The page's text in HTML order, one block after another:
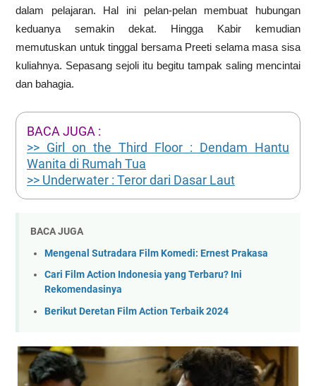
dalam pelajaran. Hal ini pelan-pelan membuat hubungan
keduanya semakin dekat. Hingga Kabir kemudian
memutuskan untuk tinggal bersama Preeti selama masa sisa
kuliahnya. Sepasang sejoli itu begitu tampak saling mencintai
dan bahagia.
BACA JUGA :
>> Girl on the Third Floor : Dendam Hantu
Wanita di Rumah Tua
>> Underwater : Teror dari Dasar Laut
BACA JUGA
Mengenal Sutradara Film Komedi: Ernest Prakasa
Cari Film Action Indonesia yang Terbaru? Ini
Rekomendasinya
Berikut Deretan Film Action Terbaik 2024